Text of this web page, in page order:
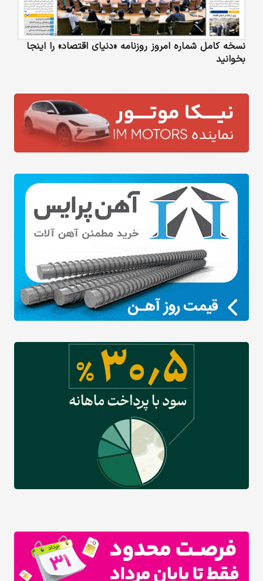
نسخه کامل شماره امروز روزنامه «دنیای‌ اقتصاد» را اینجا
بخوانید